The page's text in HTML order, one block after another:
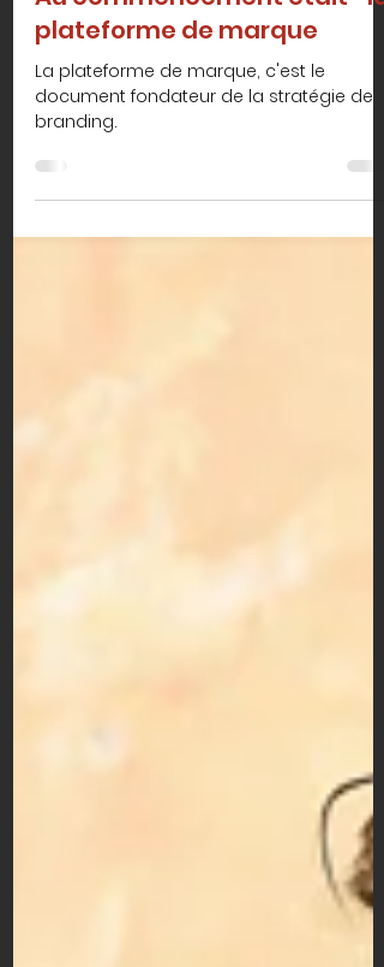
27 sept. 2022
Au commencement était la
plateforme de marque
La plateforme de marque, c'est le